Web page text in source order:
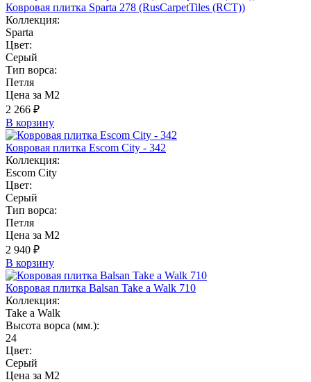
Ковровая плитка Sparta 278 (RusCarpetTiles (RCT))
Коллекция:
Sparta
Цвет:
Серый
Тип ворса:
Петля
Цена за М2
2 266 ₽
В корзину
Ковровая плитка Escom City - 342
Коллекция:
Escom City
Цвет:
Серый
Тип ворса:
Петля
Цена за М2
2 940 ₽
В корзину
Ковровая плитка Balsan Take a Walk 710
Коллекция:
Take a Walk
Высота ворса (мм.):
24
Цвет:
Серый
Цена за М2